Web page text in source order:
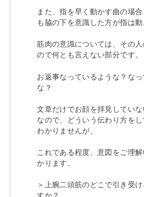
また、指を早く動かす曲の場
も脇の下を意識した方が指は動
筋肉の意識については、その
ので何とも言えない部分です。
お返事なっているような？なっ
な？
文章だけでお顔を拝見してい
なので、どういう伝わり方を
わかりませんが、
これである程度、意図をご理
かります。
＞上腕二頭筋のどこで引き受